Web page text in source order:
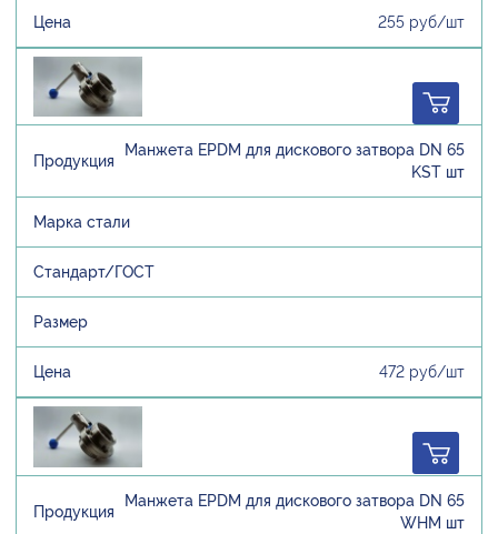
255 руб/шт
Манжета EPDM для дискового затвора DN 65
KST шт
472 руб/шт
Манжета EPDM для дискового затвора DN 65
WHM шт